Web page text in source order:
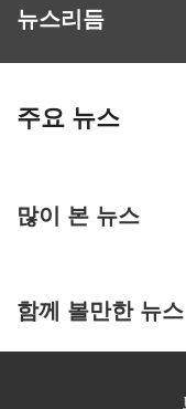
뉴스리듬
주요 뉴스
많이 본 뉴스
함께 볼만한 뉴스